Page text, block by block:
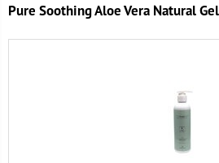
Pure Soothing Aloe Vera Natural Gel